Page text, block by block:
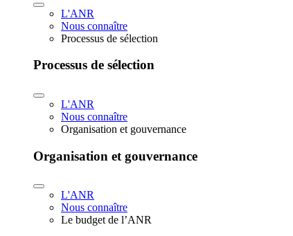
L'ANR
Nous connaître
Processus de sélection
Processus de sélection
L'ANR
Nous connaître
Organisation et gouvernance
Organisation et gouvernance
L'ANR
Nous connaître
Le budget de l’ANR